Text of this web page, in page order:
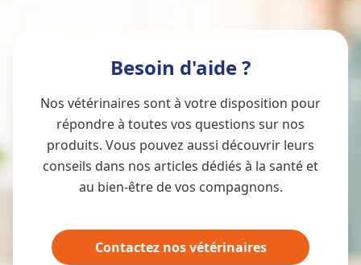
Besoin d'aide ?
Nos vétérinaires sont à votre disposition pour
répondre à toutes vos questions sur nos
produits. Vous pouvez aussi découvrir leurs
conseils dans nos articles dédiés à la santé et
au bien-être de vos compagnons.
Contactez nos vétérinaires